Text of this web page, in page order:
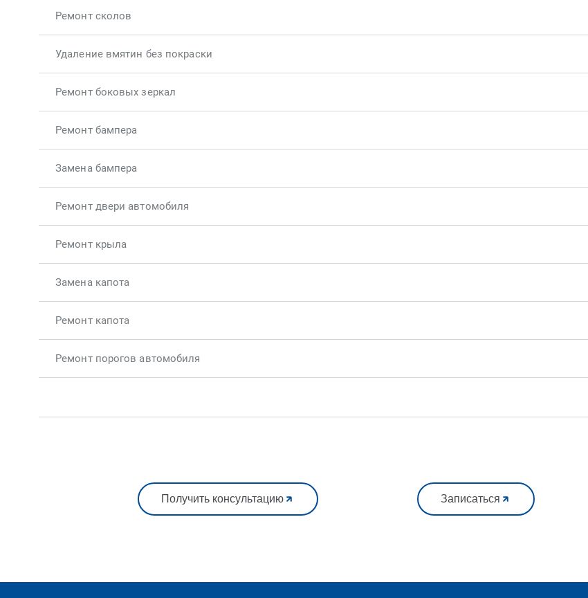
Ремонт сколов
Удаление вмятин без покраски
Ремонт боковых зеркал
Ремонт бампера
Замена бампера
Ремонт двери автомобиля
Ремонт крыла
Замена капота
Ремонт капота
Ремонт порогов автомобиля
Получить консультацию Записаться